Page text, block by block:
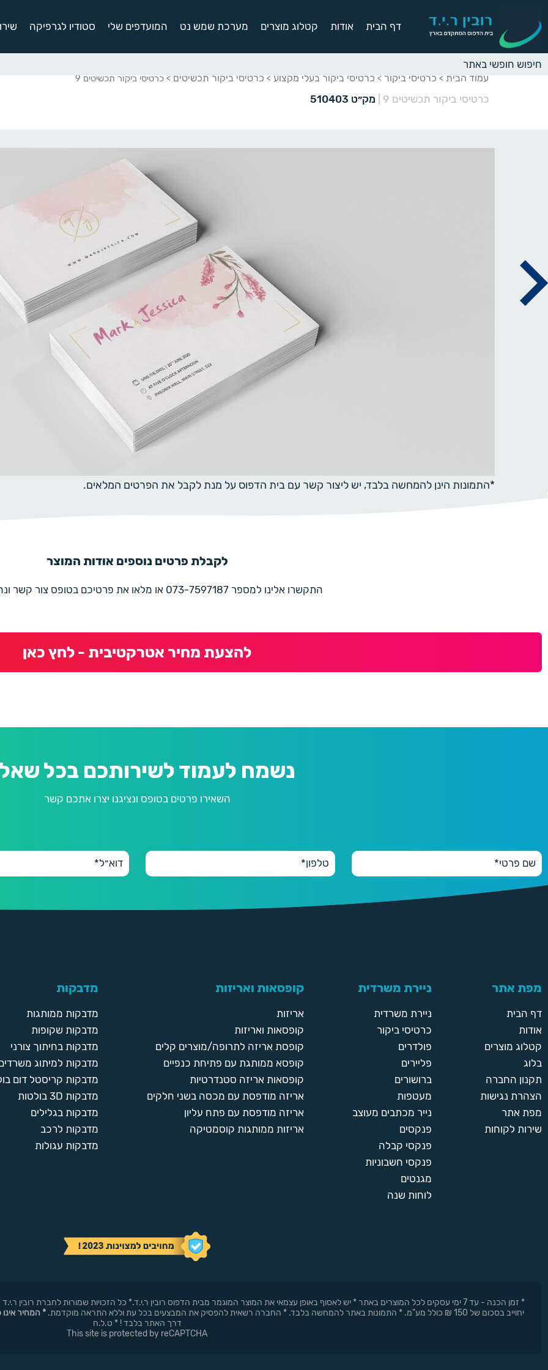
דף הבית אודות קטלוג מוצרים מערכת שמש נט המועדפים שלי סטודיו לגרפיקה
עמוד הבית > כרטיסי ביקור > כרטיסי ביקור בעלי מקצוע > כרטיסי ביקור תכשיטים > כרטיסי ביקור תכשיטים 9
כרטיסי ביקור תכשיטים 9 מק״ט 510403
*התמונות הינן להמחשה בלבד, יש ליצור קשר עם בית הדפוס על מנת לקבל את הפרטים המלאים.
לקבלת פרטים נוספים אודות המוצר
התקשרו אלינו למספר 073-7597187 או מלאו את פרטיכם בטופס צור קשר ונחזור בהקדם
להצעת מחיר אטרקטיבית - לחץ כאן
נשמח לעמוד לשירותכם בכל
השאירו פרטים בטופס ונציגנו יצרו אתכם קשר
מפת אתר
דף הבית
אודות
קטלוג מוצרים
בלוג
תקנון החברה
הצהרת נגישות
מפת אתר
שירות לקוחות
ניירת משרדית
ניירת משרדית
כרטיסי ביקור
פולדרים
פליירים
ברושורים
מעטפות
נייר מכתבים מעוצב
פנקסים
פנקסי קבלה
פנקסי חשבוניות
מגנטים
לוחות שנה
קופסאות ואריזות
אריזות
קופסאות ואריזות
קופסת אריזה לתרופה/מוצרים קלים
קופסא ממותגת עם פתיחת כנפיים
קופסאות אריזה סטנדרטיות
אריזה מודפסת עם מכסה בשני חלקים
אריזה מודפסת עם פתח עליון
אריזות ממותגות קוסמטיקה
מדבקות
מדבקות ממותגות
מדבקות שקופות
מדבקות בחיתוך צורני
מדבקות למיתוג
מדבקות קריסטל דום
מדבקות 3D בולטות
מדבקות בגלילים
מדבקות לרכב
מדבקות עגולות
* זמן הכנה - עד 7 ימי עסקים לכל המוצרים באתר * יש לאסוף באופן עצמאי את המוצר המוגמר מבית הדפוס רובין ר.י.ד.* כל הזכויות שמורות לחברת
יחוייב בסכום של 150 ₪ כולל מע"מ. * התמונות באתר להמחשה בלבד. * החברה רשאית להפסיק את המבצעים בכל עת וללא התראה מוקדמת.
* המחיר
דרך האתר בלבד ! * ט.ל.ח
This site is protected by reCAPTCHA